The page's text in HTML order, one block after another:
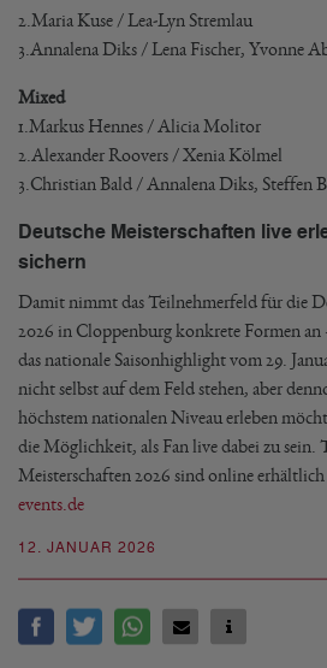
12. JANUAR 2026
2.Maria Kuse / Lea-Lyn Stremlau
3.Annalena Diks / Lena Fischer, Yvonne
Mixed
1.Markus Hennes / Alicia Molitor
2.Alexander Roovers / Xenia Kölmel
3.Christian Bald / Annalena Diks, Steffen
Deutsche Meisterschaften live
sichern
Damit nimmt das Teilnehmerfeld für die
2026 in Cloppenburg konkrete Formen
das nationale Saisonhighlight vom 29.
nicht selbst auf dem Feld stehen, aber
höchstem nationalen Niveau erleben
die Möglichkeit, als Fan live dabei zu sein.
Meisterschaften 2026 sind online
events.de